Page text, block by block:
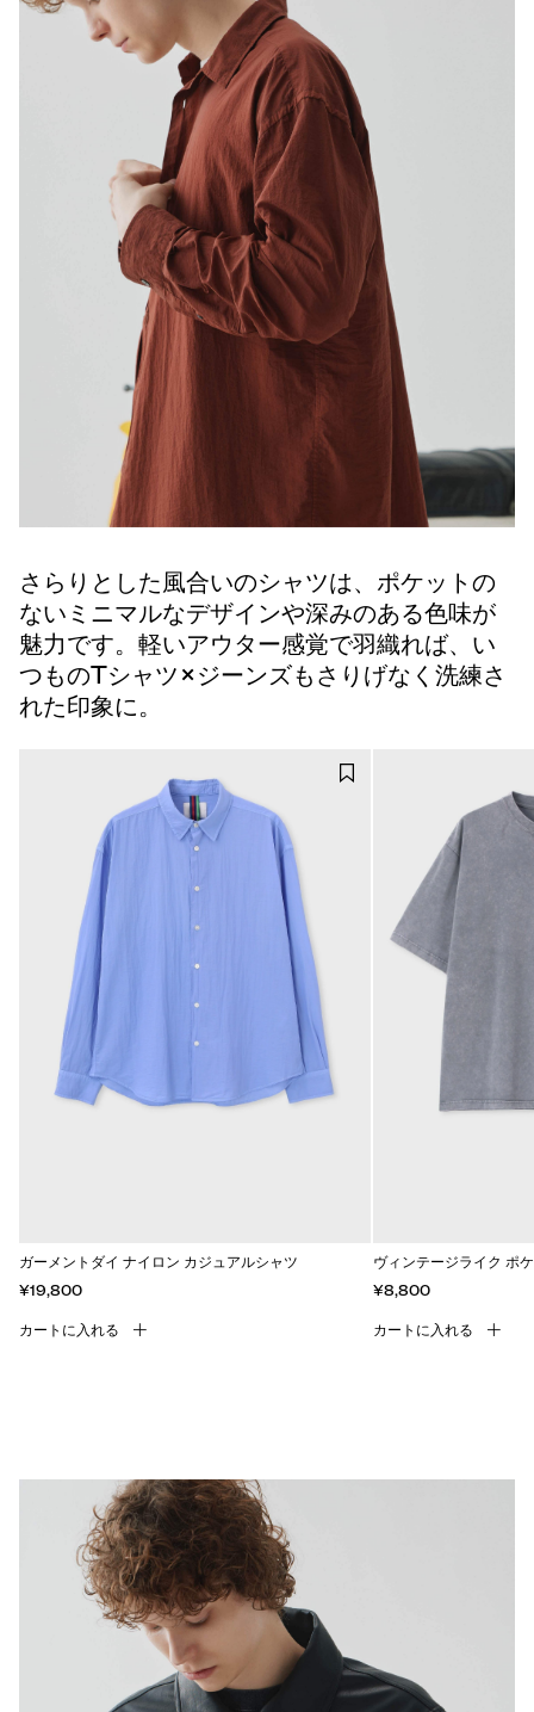
さらりとした風合いのシャツは、ポケットの
ないミニマルなデザインや深みのある色味が
魅力です。軽いアウター感覚で羽織れば、い
つものTシャツ×ジーンズもさりげなく洗練さ
れた印象に。
ガーメントダイ ナイロン カジュアルシャツ
¥19,800
カートに入れる
ヴィンテージライク ポ
¥8,800
カートに入れる